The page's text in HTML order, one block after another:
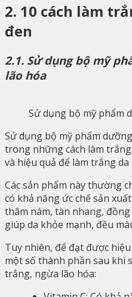
2. 10 cách làm
đen
2.1. Sử dụng bộ mỹ
lão hóa
Sử dụng bộ mỹ phẩm
Sử dụng bộ mỹ phẩm
trong những cách làm
và hiệu quả để làm trắng da
Các sản phẩm này thường
có khả năng ức chế sản
thâm nám, tàn nhang,
giúp da khỏe mạnh, đều
Tuy nhiên, để đạt được
một số thành phần sau khi
trắng, ngừa lão hóa: